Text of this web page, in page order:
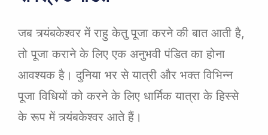
जब त्र्यंबकेश्वर में राहु केतु पूजा करने की बात आती है,
तो पूजा कराने के लिए एक अनुभवी पंडित का होना
आवश्यक है। दुनिया भर से यात्री और भक्त विभिन्न
पूजा विधियों को करने के लिए धार्मिक यात्रा के हिस्से
के रूप में त्र्यंबकेश्वर आते हैं।